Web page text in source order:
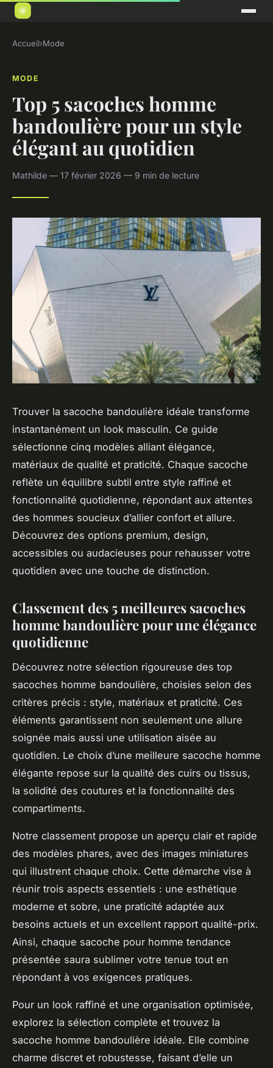
Accueil›Mode
MODE
Top 5 sacoches homme
bandoulière pour un style
élégant au quotidien
Mathilde — 17 février 2026 — 9 min de lecture
Trouver la sacoche bandoulière idéale transforme
instantanément un look masculin. Ce guide
sélectionne cinq modèles alliant élégance,
matériaux de qualité et praticité. Chaque sacoche
reflète un équilibre subtil entre style raffiné et
fonctionnalité quotidienne, répondant aux attentes
des hommes soucieux d’allier confort et allure.
Découvrez des options premium, design,
accessibles ou audacieuses pour rehausser votre
quotidien avec une touche de distinction.
Classement des 5 meilleures sacoches
homme bandoulière pour une élégance
quotidienne
Découvrez notre sélection rigoureuse des top
sacoches homme bandoulière, choisies selon des
critères précis : style, matériaux et praticité. Ces
éléments garantissent non seulement une allure
soignée mais aussi une utilisation aisée au
quotidien. Le choix d’une meilleure sacoche homme
élégante repose sur la qualité des cuirs ou tissus,
la solidité des coutures et la fonctionnalité des
compartiments.
Notre classement propose un aperçu clair et rapide
des modèles phares, avec des images miniatures
qui illustrent chaque choix. Cette démarche vise à
réunir trois aspects essentiels : une esthétique
moderne et sobre, une praticité adaptée aux
besoins actuels et un excellent rapport qualité-prix.
Ainsi, chaque sacoche pour homme tendance
présentée saura sublimer votre tenue tout en
répondant à vos exigences pratiques.
Pour un look raffiné et une organisation optimisée,
explorez la sélection complète et trouvez la
sacoche homme bandoulière idéale. Elle combine
charme discret et robustesse, faisant d’elle un